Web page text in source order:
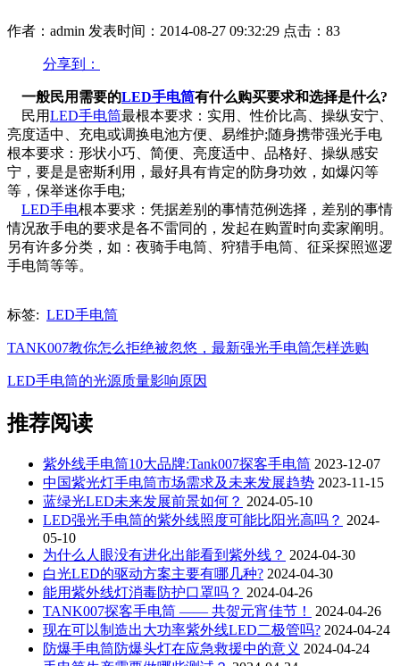
作者：admin 发表时间：2014-08-27 09:32:29 点击：83
分享到：
一般民用需要的LED手电筒有什么购买要求和选择是什么?
民用LED手电筒最根本要求：实用、性价比高、操纵安宁、
亮度适中、充电或调换电池方便、易维护;随身携带强光手电
根本要求：形状小巧、简便、亮度适中、品格好、操纵感安
宁，要是是密斯利用，最好具有肯定的防身功效，如爆闪等
等，保举迷你手电;
LED手电根本要求：凭据差别的事情范例选择，差别的事情
情况敌手电的要求是各不雷同的，发起在购置时向卖家阐明。
另有许多分类，如：夜骑手电筒、狩猎手电筒、征采探照巡逻
手电筒等等。
标签: LED手电筒
TANK007教你怎么拒绝被忽悠，最新强光手电筒怎样选购
LED手电筒的光源质量影响原因
推荐阅读
紫外线手电筒10大品牌:Tank007探客手电筒 2023-12-07
中国紫光灯手电筒市场需求及未来发展趋势 2023-11-15
蓝绿光LED未来发展前景如何？ 2024-05-10
LED强光手电筒的紫外线照度可能比阳光高吗？ 2024-
05-10
为什么人眼没有进化出能看到紫外线？ 2024-04-30
白光LED的驱动方案主要有哪几种? 2024-04-30
能用紫外线灯消毒防护口罩吗？ 2024-04-26
TANK007探客手电筒 —— 共贺元宵佳节！
2024-04-26
现在可以制造出大功率紫外线LED二极管吗? 2024-04-24
防爆手电筒防爆头灯在应急救援中的意义 2024-04-24